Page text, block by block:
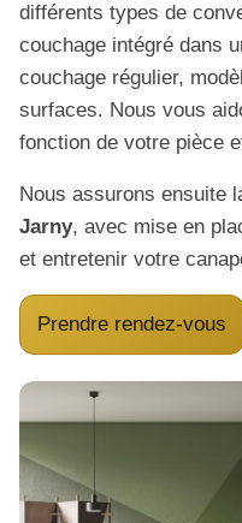
différents types de
couchage intégré dans
couchage régulier,
surfaces. Nous vous
fonction de votre pièce
Nous assurons ensuite
Jarny, avec mise en
et entretenir votre
Prendre rendez-vous